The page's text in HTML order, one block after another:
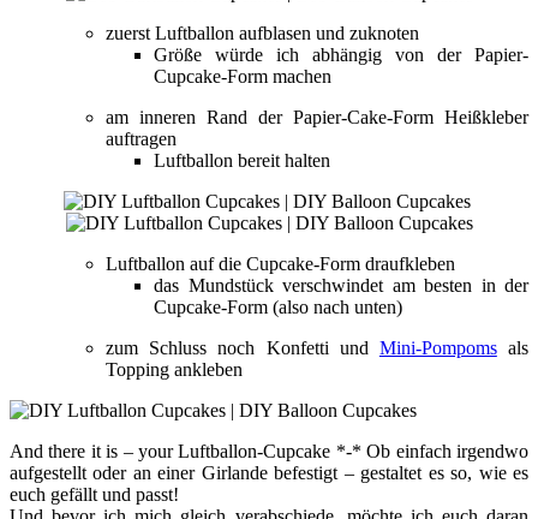
zuerst Luftballon aufblasen und zuknoten
Größe würde ich abhängig von der Papier-
Cupcake-Form machen
am inneren Rand der Papier-Cake-Form Heißkleber
auftragen
Luftballon bereit halten
Luftballon auf die Cupcake-Form draufkleben
das Mundstück verschwindet am besten in der
Cupcake-Form (also nach unten)
zum Schluss noch Konfetti und Mini-Pompomsals
Topping ankleben
And there it is – your Luftballon-Cupcake *-* Ob einfach irgendwo
aufgestellt oder an einer Girlande befestigt – gestaltet es so, wie es
euch gefällt und passt!